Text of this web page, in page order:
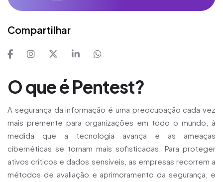
Compartilhar
O que é Pentest?
A segurança da informação é uma preocupação cada vez
mais premente para organizações em todo o mundo, à
medida que a tecnologia avança e as ameaças
cibernéticas se tornam mais sofisticadas. Para proteger
ativos críticos e dados sensíveis, as empresas recorrem a
métodos de avaliação e aprimoramento da segurança, e